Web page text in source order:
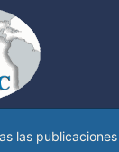
las publicaciones